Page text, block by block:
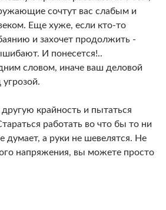
сочтут вас слабым и
Еще хуже, если кто-то
и захочет продолжить -
И понесется!..
словом, иначе ваш деловой
крайность и пытаться
работать во что бы то ни
думает, а руки не шевелятся. Не
напряжения, вы можете просто